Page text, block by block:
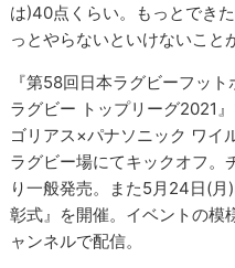
は)40点くらい。もっとでき
っとやらないといけないこと
『第58回日本ラグビーフッ
ラグビー トップリーグ2021
ゴリアス×パナソニック ワイ
ラグビー場にてキックオフ。
り一般発売。また5月24日(
彰式』を開催。イベントの模
ャンネルで配信。